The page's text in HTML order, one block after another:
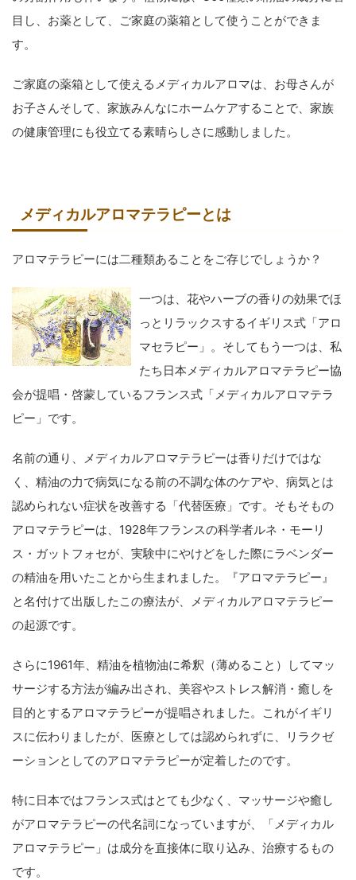
目し、お薬として、ご家庭の薬箱として使うことができま
す。
ご家庭の薬箱として使えるメディカルアロマは、お母さんが
お子さんそして、家族みんなにホームケアすることで、家族
の健康管理にも役立てる素晴らしさに感動しました。
メディカルアロマテラピーとは
アロマテラピーには二種類あることをご存じでしょうか？
一つは、花やハーブの香りの効果でほ
っとリラックスするイギリス式「アロ
マセラピー」。そしてもう一つは、私
たち日本メディカルアロマテラピー協
会が提唱・啓蒙しているフランス式「メディカルアロマテラ
ピー」です。
名前の通り、メディカルアロマテラピーは香りだけではな
く、精油の力で病気になる前の不調な体のケアや、病気とは
認められない症状を改善する「代替医療」です。そもそもの
アロマテラピーは、1928年フランスの科学者ルネ・モーリ
ス・ガットフォセが、実験中にやけどをした際にラベンダー
の精油を用いたことから生まれました。『アロマテラピー』
と名付けて出版したこの療法が、メディカルアロマテラピー
の起源です。
さらに1961年、精油を植物油に希釈（薄めること）してマッ
サージする方法が編み出され、美容やストレス解消・癒しを
目的とするアロマテラピーが提唱されました。これがイギリ
スに伝わりましたが、医療としては認められずに、リラクゼ
ーションとしてのアロマテラピーが定着したのです。
特に日本ではフランス式はとても少なく、マッサージや癒し
がアロマテラピーの代名詞になっていますが、「メディカル
アロマテラピー」は成分を直接体に取り込み、治療するもの
です。